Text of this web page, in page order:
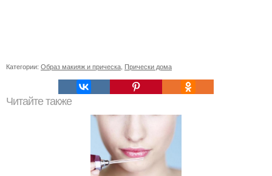
Категории: Образ макияж и прическа Прически дома
Читайте также